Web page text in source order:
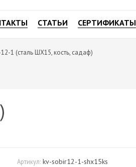
СТАТЬИ СЕРТИФИКАТЫ
1 (сталь ШХ15, кость, садаф)
Артикул: kv-sobir12-1-shx15ks